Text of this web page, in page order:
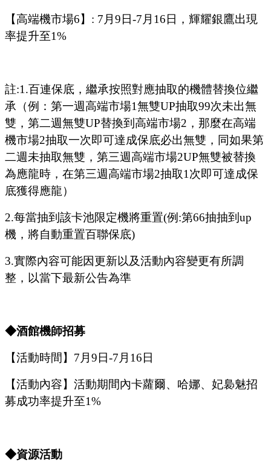
【高端機市場6】 : 7月 9 日-7月 16 日，輝耀銀鷹出現
率提升至1%
註:1.百連保底，繼承按照對應抽取的機體替換位繼
承（例：第一週高端市場1無雙UP抽取99次未出無
雙，第二週無雙UP替換到高端市場2 ，那麼在高端
機市場2抽取一次即可達成保底必出無雙，同如果第
二週未抽取無雙，第三週高端市場2UP無雙被替換
為應龍時，在第三週高端市場2抽取1次即可達成保
底獲得應龍）
2.每當抽到該卡池限定機將重置(例 :第66抽抽到 up
機，將自動重置百聯保底)
3.實際內容可能因更新以及活動內容變更有所調
整，以當下最新公告為準
◆酒館機師招募
【活動時間】 7月 9 日-7月 16 日
【活動內容】活動期間內卡蘿爾、哈娜、妃裊魅招
募成功率提升至1%
◆資源活動